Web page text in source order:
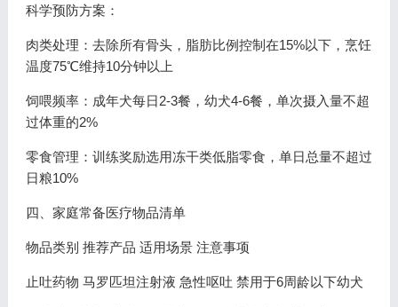
科学预防方案：
肉类处理：去除所有骨头，脂肪比例控制在15%以下，烹饪
温度75℃维持10分钟以上
饲喂频率：成年犬每日2-3餐，幼犬4-6餐，单次摄入量不超
过体重的2%
零食管理：训练奖励选用冻干类低脂零食，单日总量不超过
日粮10%
四、家庭常备医疗物品清单
物品类别 推荐产品 适用场景 注意事项
止吐药物 马罗匹坦注射液 急性呕吐 禁用于6周龄以下幼犬